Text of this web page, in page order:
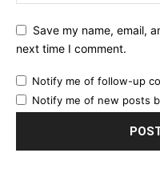
Save my name, email,
next time I comment.
Notify me of follow-up
Notify me of new posts